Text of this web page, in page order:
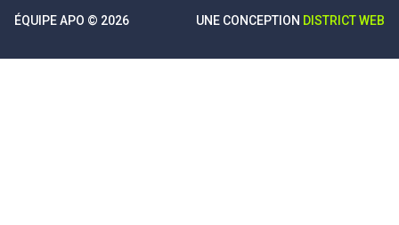
ÉQUIPE APO © 2026 UNE CONCEPTION DISTRICT WEB